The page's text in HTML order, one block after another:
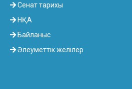
Сенат тарихы
НҚА
Байланыс
Әлеуметтік желілер